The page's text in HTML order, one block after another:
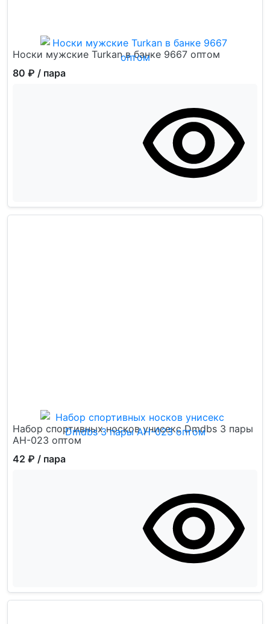
Носки мужские Turkan в банке 9667 оптом
80 ₽ / пара
Набор спортивных носков унисекс Dmdbs 3 пары
АН-023 оптом
42 ₽ / пара